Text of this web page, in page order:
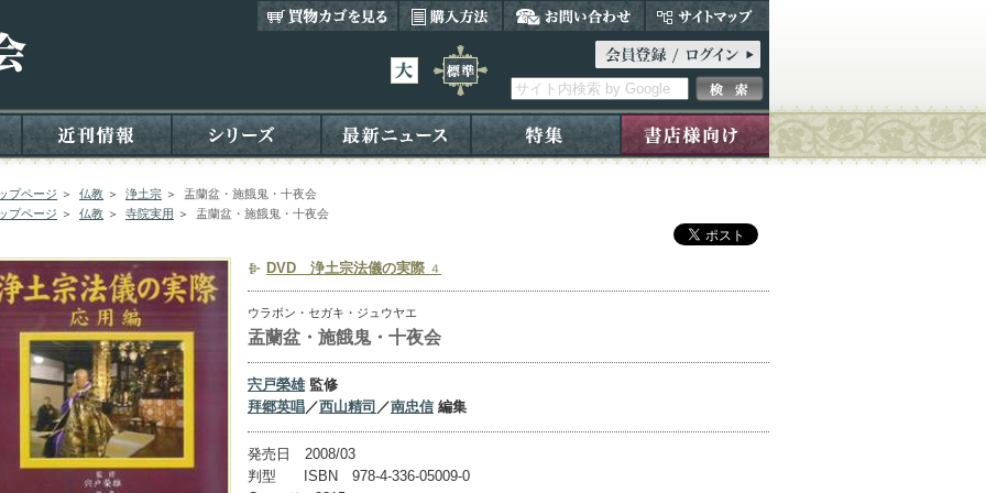
プページ ＞ 仏教 ＞ 浄土宗 ＞
盂蘭盆・施餓鬼・十夜会
プページ ＞ 仏教 ＞ 寺院実用 ＞ 盂蘭盆・施餓鬼・十夜会
DVD 浄土宗法儀の実際 ４
ウラボン・セガキ・ジュウヤエ
盂蘭盆・施餓鬼・十夜会
宍戸榮雄監修
拜郷英唱／西山精司 ／南忠信 編集
発売日 2008/03
判型 ISBN 978-4-336-05009-0